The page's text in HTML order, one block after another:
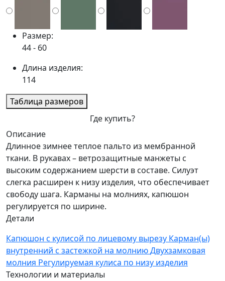
Размер:
44 - 60
Длина изделия:
114
Таблица размеров
Где купить?
Описание
Длинное зимнее теплое пальто из мембранной
ткани. В рукавах – ветрозащитные манжеты с
высоким содержанием шерсти в составе. Силуэт
слегка расширен к низу изделия, что обеспечивает
свободу шага. Карманы на молниях, капюшон
регулируется по ширине.
Детали
Капюшон с кулисой по лицевому вырезу Карман(ы)
внутренний с застежкой на молниюДвухзамковая
молния Регулируемая кулиса по низу изделия
Технологии и материалы